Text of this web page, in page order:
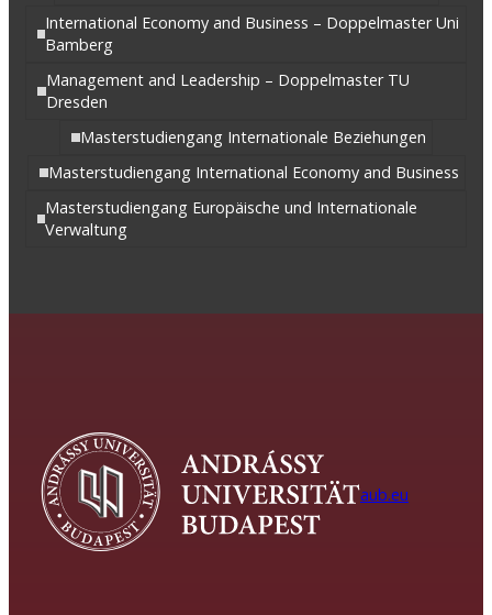
International Economy and Business – Doppelmaster Uni
Bamberg
Management and Leadership – Doppelmaster TU
Dresden
Masterstudiengang Internationale Beziehungen
Masterstudiengang International Economy and Business
Masterstudiengang Europäische und Internationale
Verwaltung
aub.eu